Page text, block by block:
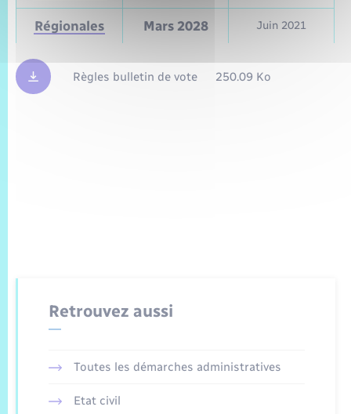
Régionales Mars 2028 Juin 2021
Règles bulletin de vote 250.09 Ko
Retrouvez aussi
Toutes les démarches administratives
Etat civil